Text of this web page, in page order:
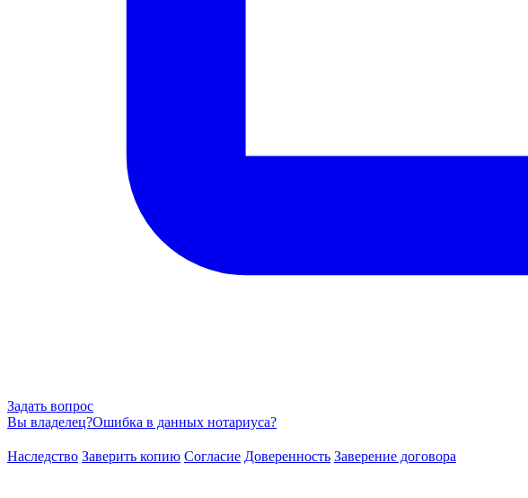
Задать вопрос
Вы владелец?Ошибка в данных нотариуса?
Наследство Заверить копию Согласие Доверенность Заверение договора